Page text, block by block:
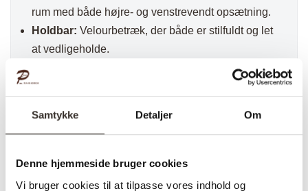
Samtykke Detaljer Om
Denne hjemmeside bruger cookies
Vi bruger cookies til at tilpasse vores indhold og
rum med både højre- og venstrevendt opsætning.
Holdbar: Velourbetræk, der både er stilfuldt og let
at vedligeholde.
valg for dig, der ønsker en sofistikeret og
og den fleksible opsætning gør denne sofa både
praktisk og elegant, hvilket skaber et indbydende